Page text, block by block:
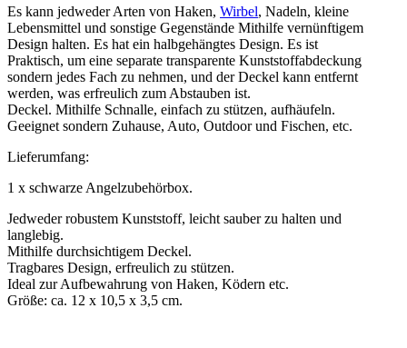
Es kann jedweder Arten von Haken, Wirbel, Nadeln, kleine
Lebensmittel und sonstige Gegenstände Mithilfe vernünftigem
Design halten. Es hat ein halbgehängtes Design. Es ist
Praktisch, um eine separate transparente Kunststoffabdeckung
sondern jedes Fach zu nehmen, und der Deckel kann entfernt
werden, was erfreulich zum Abstauben ist.
Deckel. Mithilfe Schnalle, einfach zu stützen, aufhäufeln.
Geeignet sondern Zuhause, Auto, Outdoor und Fischen, etc.
Lieferumfang:
1 x schwarze Angelzubehörbox.
Jedweder robustem Kunststoff, leicht sauber zu halten und
langlebig.
Mithilfe durchsichtigem Deckel.
Tragbares Design, erfreulich zu stützen.
Ideal zur Aufbewahrung von Haken, Ködern etc.
Größe: ca. 12 x 10,5 x 3,5 cm.